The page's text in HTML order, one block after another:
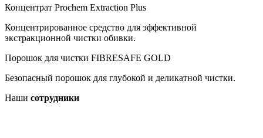
Концентрат Prochem Extraction Plus
Концентрированное средство для эффективной
экстракционной чистки обивки.
Порошок для чистки FIBRESAFE GOLD
Безопасный порошок для глубокой и деликатной чистки.
Наши сотрудники